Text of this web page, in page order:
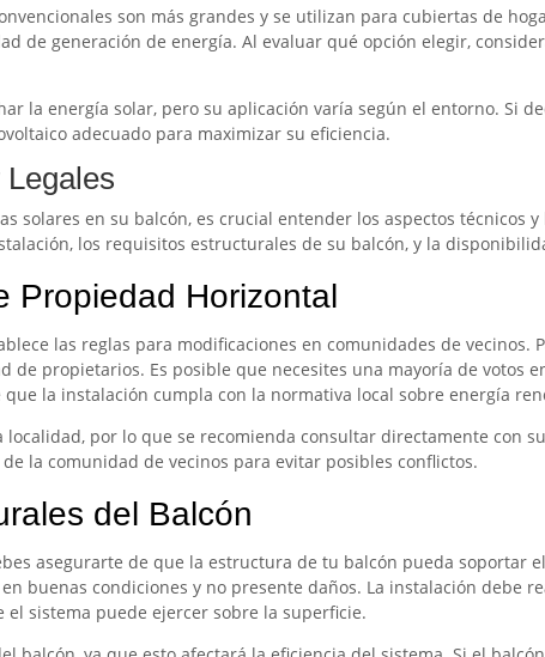
son más grandes y se utilizan para cubiertas de
de generación de energía. Al evaluar qué opción elegir,
la energía solar, pero su aplicación varía según el entorno. Si
adecuado para maximizar su eficiencia.
solares en su balcón, es crucial entender los aspectos técnicos
los requisitos estructurales de su balcón, y la
Propiedad Horizontal
las reglas para modificaciones en comunidades de vecinos.
de propietarios. Es posible que necesites una mayoría de votos
la instalación cumpla con la normativa local sobre energía
por lo que se recomienda consultar directamente con
la comunidad de vecinos para evitar posibles conflictos.
del Balcón
asegurarte de que la estructura de tu balcón pueda soportar
buenas condiciones y no presente daños. La instalación debe
sistema puede ejercer sobre la superficie.